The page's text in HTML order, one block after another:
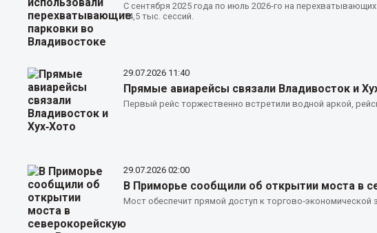
С сентября 2025 года по июль 2026‑го на
14,5 тыс. сессий.
29.07.2026 11:40
Прямые авиарейсы связали Владивосток и
Первый рейс торжественно встретили водной аркой,
29.07.2026 02:00
В Приморье сообщили об открытии моста в
Мост обеспечит прямой доступ к торгово‑экономической